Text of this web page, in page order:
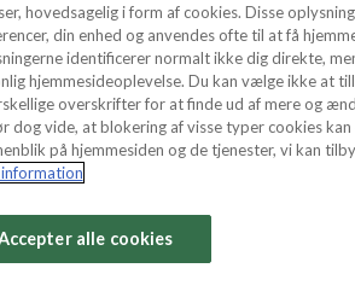
hovedsagelig i form af cookies. Disse
din enhed og anvendes ofte til at få
identificerer normalt ikke dig direkte,
hjemmesideoplevelse. Du kan vælge ikke at
overskrifter for at finde ud af mere og
dog vide, at blokering af visse typer cookies
på hjemmesiden og de tjenester, vi kan
alle cookies